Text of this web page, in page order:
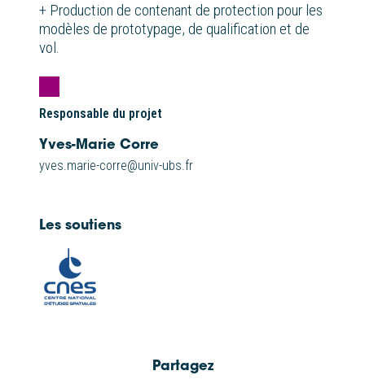
+ Production de contenant de protection pour les
modèles de prototypage, de qualification et de
vol.
Responsable du projet
Yves-Marie Corre
yves.marie-corre@univ-ubs.fr
Les soutiens
Partagez